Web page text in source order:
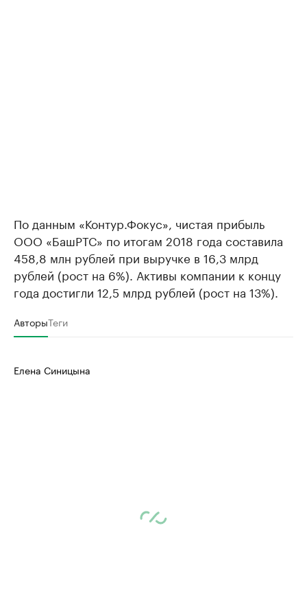
По данным «Контур.Фокус», чистая прибыль
ООО «БашРТС» по итогам 2018 года составила
458,8 млн рублей при выручке в 16,3 млрд
рублей (рост на 6%). Активы компании к концу
года достигли 12,5 млрд рублей (рост на 13%).
АвторыТеги
Елена Синицына